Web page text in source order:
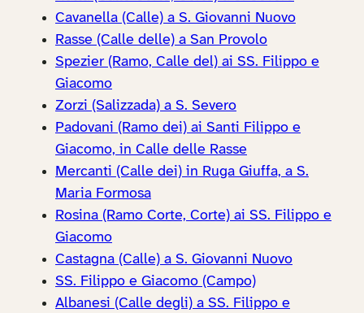
Cavanella (Calle) a S. Giovanni Nuovo
Rasse (Calle delle) a San Provolo
Spezier (Ramo, Calle del) ai SS. Filippo e
Giacomo
Zorzi (Salizzada) a S. Severo
Padovani (Ramo dei) ai Santi Filippo e
Giacomo, in Calle delle Rasse
Mercanti (Calle dei) in Ruga Giuffa, a S.
Maria Formosa
Rosina (Ramo Corte, Corte) ai SS. Filippo e
Giacomo
Castagna (Calle) a S. Giovanni Nuovo
SS. Filippo e Giacomo (Campo)
Albanesi (Calle degli) a SS. Filippo e